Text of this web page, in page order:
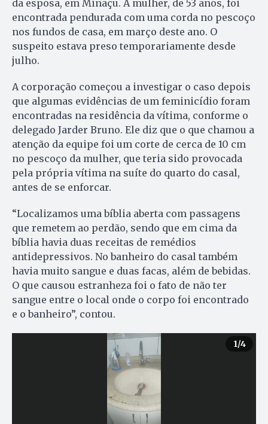
da esposa, em Minaçu. A mulher, de 53 anos, foi
encontrada pendurada com uma corda no pescoço
nos fundos de casa, em março deste ano. O
suspeito estava preso temporariamente desde
julho.
A corporação começou a investigar o caso depois
que algumas evidências de um feminicídio foram
encontradas na residência da vítima, conforme o
delegado Jarder Bruno. Ele diz que o que chamou a
atenção da equipe foi um corte de cerca de 10 cm
no pescoço da mulher, que teria sido provocada
pela própria vítima na suíte do quarto do casal,
antes de se enforcar.
“Localizamos uma bíblia aberta com passagens
que remetem ao perdão, sendo que em cima da
bíblia havia duas receitas de remédios
antidepressivos. No banheiro do casal também
havia muito sangue e duas facas, além de bebidas.
O que causou estranheza foi o fato de não ter
sangue entre o local onde o corpo foi encontrado
e o banheiro”, contou.
1/4